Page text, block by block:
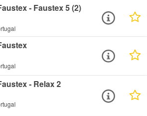
- Faustex 5 (2)
- Relax 2